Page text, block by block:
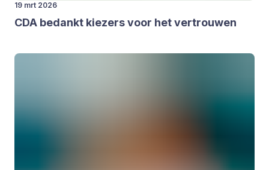
19 mrt 2026
CDA bedankt kie­zers voor het ver­trou­wen